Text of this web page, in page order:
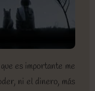
es importante me
ni el dinero, más